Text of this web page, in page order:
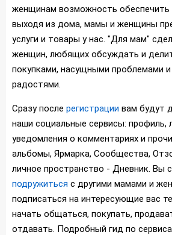
женщинам возможность
выходя из дома, мамы и женщины
услуги и товары у нас. "Для мам"
женщин, любящих обсуждать и
покупками, насущными проблемами
радостями.
Сразу после регистрации вам будут
наши социальные сервисы: профиль,
уведомления о комментариях и
альбомы, Ярмарка, Сообщества,
личное пространство - Дневник. Вы
подружиться с другими мамами и
подписаться на интересующие вас
начать общаться, покупать,
отдавать. Подробный гид по